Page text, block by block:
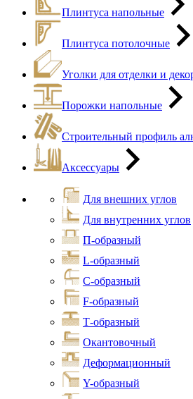
Плинтуса напольные
Плинтуса потолочные
Уголки для отделки и
Порожки напольные
Строительный профиль
Аксессуары
Для внешних углов
Для внутренних углов
П-образный
L-образный
С-образный
F-образный
Т-образный
Окантовочный
Деформационный
Y-образный